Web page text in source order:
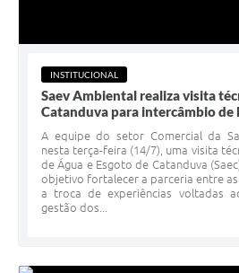
INSTITUCIONAL
Saev Ambiental realiza visita
Catanduva para intercâmbio de
A equipe do setor Comercial da
nesta terça-feira (14/7), uma visita
de Água e Esgoto de Catanduva
objetivo fortalecer a parceria entre
a troca de experiências voltadas
gestão dos...